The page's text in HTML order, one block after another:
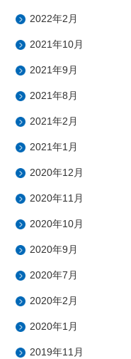
2022年2月
2021年10月
2021年9月
2021年8月
2021年2月
2021年1月
2020年12月
2020年11月
2020年10月
2020年9月
2020年7月
2020年2月
2020年1月
2019年11月